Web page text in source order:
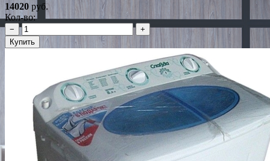
14020 руб.
Кол-во:
−
+
Купить